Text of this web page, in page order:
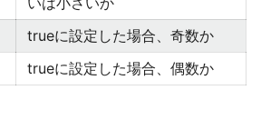
trueに設定した場合、奇数か
trueに設定した場合、偶数か